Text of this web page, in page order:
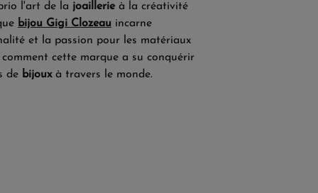
l'art de la joaillerieà la créativité
bijou Gigi Clozeau incarne
et la passion pour les matériaux
comment cette marque a su conquérir
de bijouxà travers le monde.